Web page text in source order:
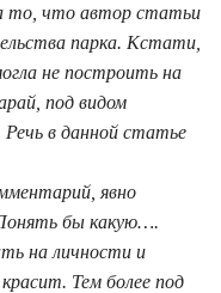
то, что автор статьи
парка. Кстати,
не построить на
под видом
Речь в данной статье
явно
бы какую….
на личности и
Тем более под